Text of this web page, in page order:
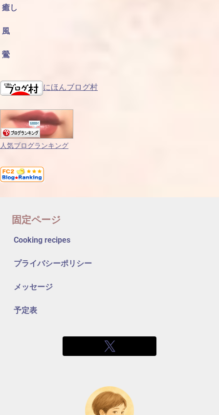
癒し
風
鶯
にほんブログ村
人気ブログランキング
固定ページ
Cooking recipes
プライバシーポリシー
メッセージ
予定表